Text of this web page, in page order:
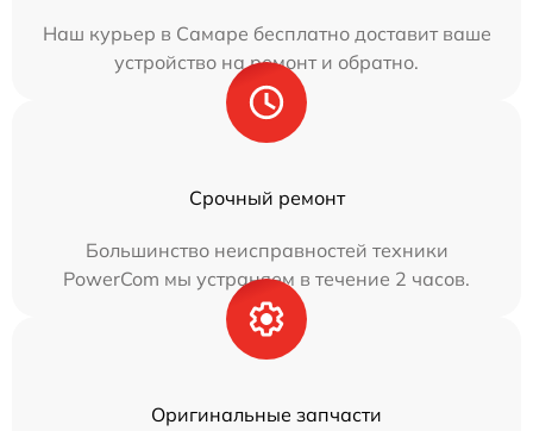
Наш курьер в Самаре бесплатно доставит ваше
устройство на ремонт и обратно.
Срочный ремонт
Большинство неисправностей техники
PowerCom мы устраняем в течение 2 часов.
Оригинальные запчасти